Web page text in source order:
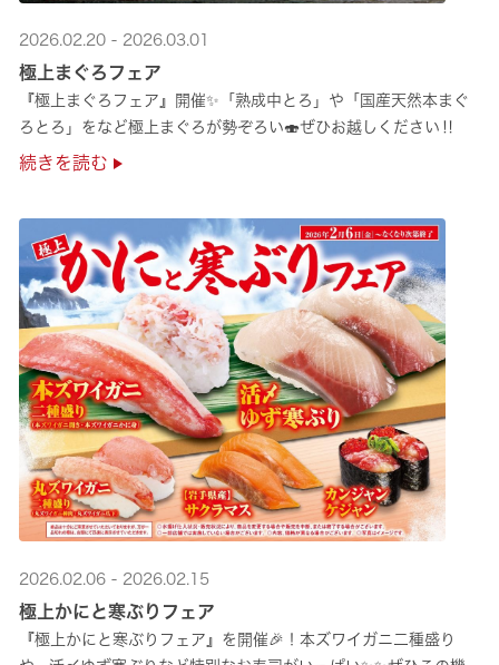
2026.02.20 - 2026.03.01
極上まぐろフェア
『極上まぐろフェア』開催✨「熟成中とろ」や「国産天然本まぐ
ろとろ」をなど極上まぐろが勢ぞろい🍣ぜひお越しください‼
続きを読む
2026.02.06 - 2026.02.15
極上かにと寒ぶりフェア
『極上かにと寒ぶりフェア』を開催🎉！本ズワイガニ二種盛り